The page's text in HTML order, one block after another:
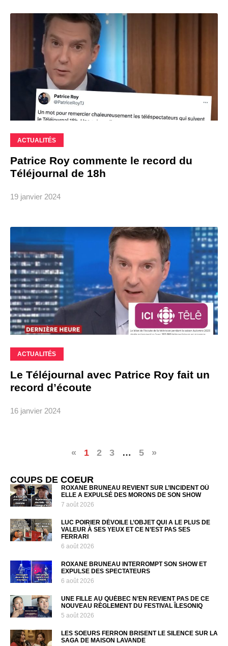
ACTUALITÉS
Patrice Roy commente le record du
Téléjournal de 18h
19 janvier 2024
ACTUALITÉS
Le Téléjournal avec Patrice Roy fait un
record d’écoute
16 janvier 2024
« 1 2 3 … 5 »
COUPS DE COEUR
ROXANE BRUNEAU REVIENT SUR L’INCIDENT OÙ
ELLE A EXPULSÉ DES MORONS DE SON SHOW
7 août 2026
LUC POIRIER DÉVOILE L’OBJET QUI A LE PLUS DE
VALEUR À SES YEUX ET CE N’EST PAS SES
FERRARI
6 août 2026
ROXANE BRUNEAU INTERROMPT SON SHOW ET
EXPULSE DES SPECTATEURS
6 août 2026
UNE FILLE AU QUÉBEC N’EN REVIENT PAS DE CE
NOUVEAU RÈGLEMENT DU FESTIVAL ÎLESONIQ
5 août 2026
LES SOEURS FERRON BRISENT LE SILENCE SUR LA
SAGA DE MAISON LAVANDE